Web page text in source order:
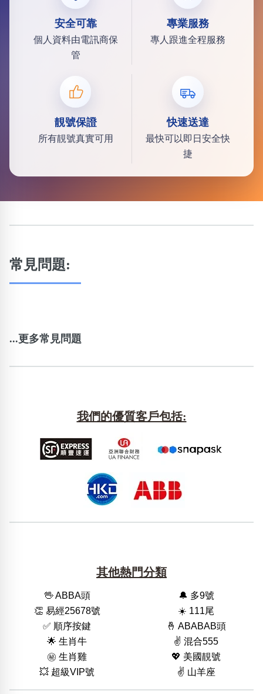
安全可靠
個人資料由電訊商保
管
專業服務
專人跟進全程服務
靚號保證
所有靚號真實可用
快速送達
最快可以即日安全快
捷
常見問題:
...更多常見問題
我們的優質客戶包括:
其他熱門分類
🖖 ABBA頭
🔔 多9號
👏 易經25678號
☀️ 111尾
✅ 順序按鍵
🤞 ABABAB頭
🌟 生肖牛
✌️ 混合555
㊙️ 生肖雞
💖 美國靚號
💥 超級VIP號
✌️ 山羊座